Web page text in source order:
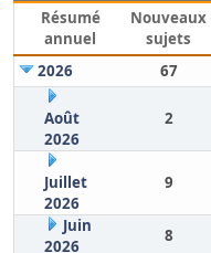
Résumé
annuel
Nouveaux
sujets
2026
67
Août
2026
2
Juillet
2026
9
Juin
2026
8